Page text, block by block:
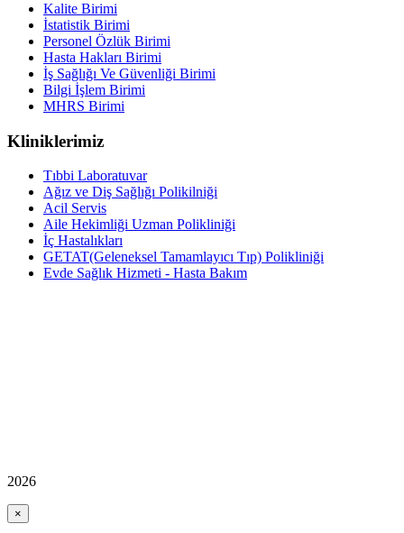
Kalite Birimi
İstatistik Birimi
Personel Özlük Birimi
Hasta Hakları Birimi
İş Sağlığı Ve Güvenliği Birimi
Bilgi İşlem Birimi
MHRS Birimi
Kliniklerimiz
Tıbbi Laboratuvar
Ağız ve Diş Sağlığı Polikilniği
Acil Servis
Aile Hekimliği Uzman Polikliniği
İç Hastalıkları
GETAT(Geleneksel Tamamlayıcı Tıp) Polikliniği
Evde Sağlık Hizmeti - Hasta Bakım
2026
×